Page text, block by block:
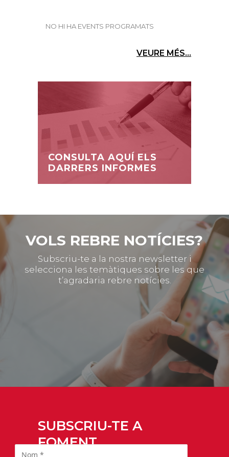
NO HI HA EVENTS PROGRAMATS
VEURE MÉS...
CONSULTA AQUÍ ELS
DARRERS INFORMES
VOLS REBRE NOTÍCIES?
Subscriu-te a la nostra newsletter i
selecciona les temàtiques sobre les que
t’agradaria rebre notícies.
SUBSCRIU-TE A
FOMENT